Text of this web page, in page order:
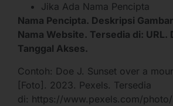
Jika Ada Nama Pencipta
Nama Pencipta. Deskripsi
Nama Website. Tersedia di: URL.
Tanggal Akses.
Contoh: Doe J. Sunset over a
[Foto]. 2023. Pexels. Tersedia
di: https://www.pexels.com/photo/